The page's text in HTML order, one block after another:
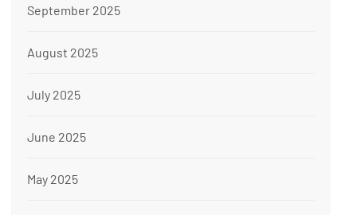
September 2025
August 2025
July 2025
June 2025
May 2025